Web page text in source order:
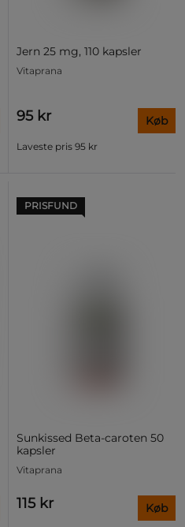
Jern 25 mg, 110 kapsler
Vitaprana
95 kr
Laveste pris 95 kr
Køb
PRISFUND
Sunkissed Beta-caroten 50
kapsler
Vitaprana
115 kr Køb